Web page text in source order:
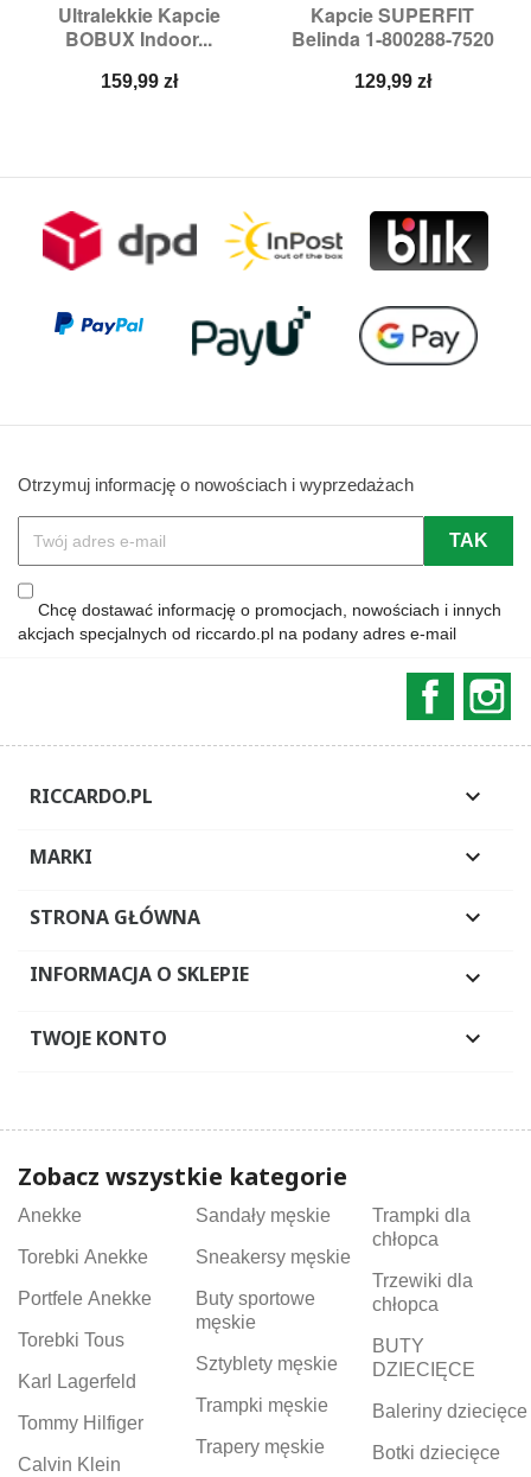
Ultralekkie Kapcie
BOBUX Indoor...
Cena
159,99 zł
Kapcie SUPERFIT
Belinda 1-800288-7520
Cena
129,99 zł
Otrzymuj informację o nowościach i wyprzedażach
Chcę dostawać informację o promocjach, nowościach i innych
akcjach specjalnych od riccardo.pl na podany adres e-mail
RICCARDO.PL 
MARKI 
STRONA GŁÓWNA 
INFORMACJA O SKLEPIE 
TWOJE KONTO 
Zobacz wszystkie kategorie
Anekke
Torebki Anekke
Portfele Anekke
Torebki Tous
Karl Lagerfeld
Tommy Hilfiger
Calvin Klein
Sandały męskie
Sneakersy męskie
Buty sportowe
męskie
Sztyblety męskie
Trampki męskie
Trapery męskie
Trampki dla
chłopca
Trzewiki dla
chłopca
BUTY
DZIECIĘCE
Baleriny dziecięce
Botki dziecięce